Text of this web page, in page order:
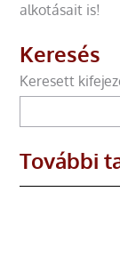
alkotásait is!
Keresés
Keresett
További